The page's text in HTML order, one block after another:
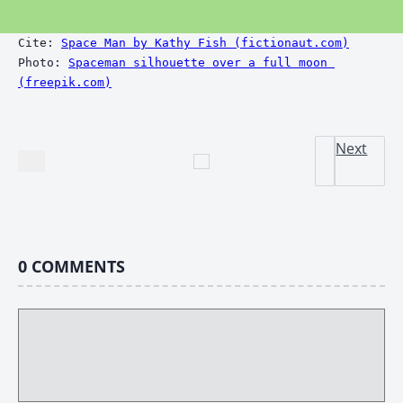
Cite: Space Man by Kathy Fish (fictionaut.com)
Photo: Spaceman silhouette over a full moon
(freepik.com)
Next
0 COMMENTS